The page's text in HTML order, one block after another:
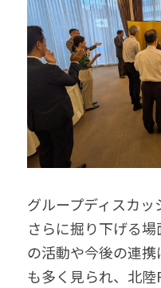
グループディスカ
さらに掘り下げる
の活動や今後の連
も多く見られ、北